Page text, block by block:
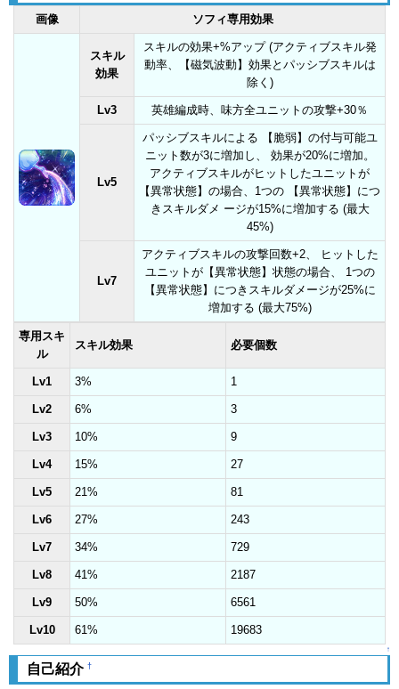
画像 ソフィ専用効果
スキル
効果
スキルの効果+%アップ (アクティブスキル発
動率、【磁気波動】効果とパッシブスキルは
除く)
Lv3 英雄編成時、味方全ユニットの攻撃+30％
Lv5
パッシブスキルによる 【脆弱】の付与可能ユ
ニット数が3に増加し、 効果が20%に増加。
アクティブスキルがヒットしたユニットが
【異常状態】の場合、1つの 【異常状態】につ
きスキルダメ ージが15%に増加する (最大
45%)
Lv7
アクティブスキルの攻撃回数+2、 ヒットした
ユニットが【異常状態】状態の場合、 1つの
【異常状態】につきスキルダメージが25%に
増加する (最大75%)
専用スキ
ル
スキル効果 必要個数
Lv1 3% 1
Lv2 6% 3
Lv3 10% 9
Lv4 15% 27
Lv5 21% 81
Lv6 27% 243
Lv7 34% 729
Lv8 41% 2187
Lv9 50% 6561
Lv10 61% 19683
↑
自己紹介 †